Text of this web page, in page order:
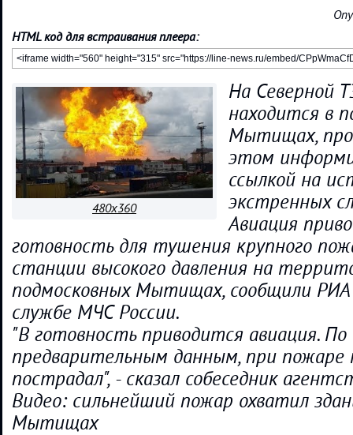
HTML код для встраивания плеера:
480x360
На Северной
находится в
Мытищах,
этом
ссылкой на
экстренных
Авиация
готовность для тушения крупного
станции высокого давления на
подмосковных Мытищах, сообщили РИА
службе МЧС России.
"В готовность приводится авиация. По
предварительным данным, при пожаре
пострадал", - сказал собеседник
Видео: сильнейший пожар охватил
Мытищах